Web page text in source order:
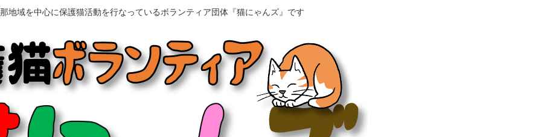
地域を中心に保護猫活動を行なっているボランティア団体『猫にゃんズ』です